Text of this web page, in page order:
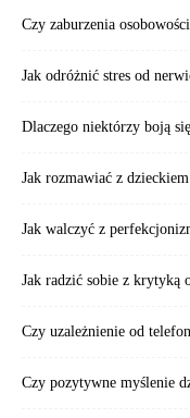
Czy zaburzenia
Jak odróżnić stres od
Dlaczego niektórzy boją
Jak rozmawiać z
Jak walczyć z
Jak radzić sobie z krytyką
Czy uzależnienie od
Czy pozytywne myślenie